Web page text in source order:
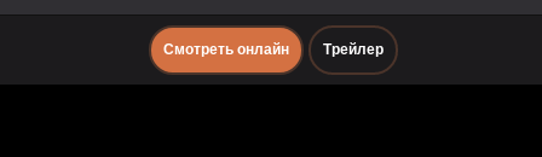
Смотреть онлайн Трейлер